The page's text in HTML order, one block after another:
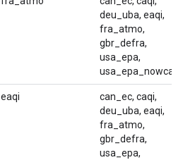
deu_uba, eaqi,
fra_atmo,
gbr_defra,
usa_epa,
usa_epa_nowcast
eaqi
can_ec, caqi,
deu_uba, eaqi,
fra_atmo,
gbr_defra,
usa_epa,